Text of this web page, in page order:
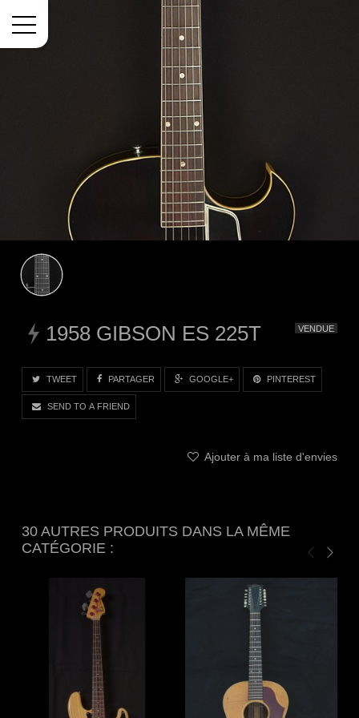
VENDUE
1958 GIBSON ES 225T
TWEET PARTAGER GOOGLE+ PINTEREST
SEND TO A FRIEND
Ajouter à ma liste d'envies
30 AUTRES PRODUITS DANS LA MÊME
CATÉGORIE :